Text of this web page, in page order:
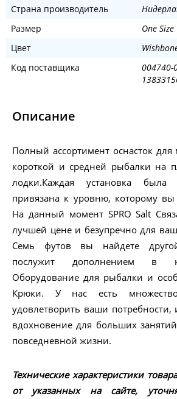
Страна производитель
Размер
One Size
Цвет
Код поставщика
004740-
Описание
Полный ассортимент оснасток
короткой и средней рыбалки на
лодки.Каждая установка была
привязана к уровню, которому вы
На данный момент SPRO Salt
лучшей цене и безупречно для
Семь футов вы найдете
послужит дополнением в
Оборудование для рыбалки и
Крюки. У нас есть
удовлетворить ваши потребности,
вдохновение для больших
повседневной жизни.
Технические характеристики
от указанных на сайте,